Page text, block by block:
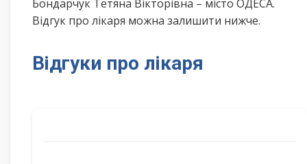
Бондарчук Тетяна Вікторівна – місто ОДЕСА.
Відгук про лікаря можна залишити нижче.
Відгуки про лікаря